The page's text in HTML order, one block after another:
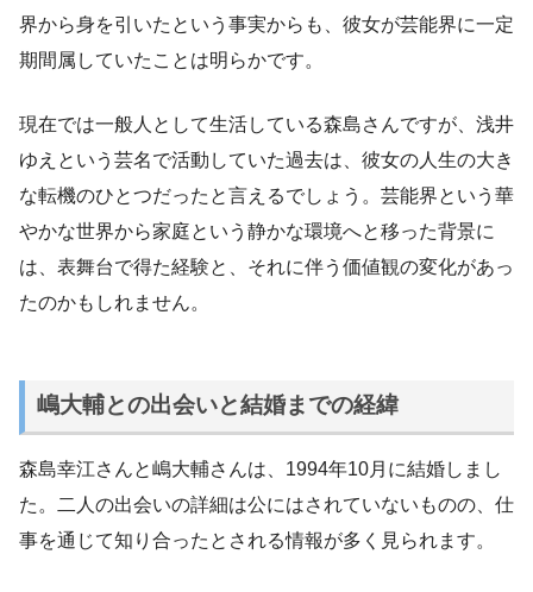
界から身を引いたという事実からも、彼女が芸能界に一定
期間属していたことは明らかです。
現在では一般人として生活している森島さんですが、浅井
ゆえという芸名で活動していた過去は、彼女の人生の大き
な転機のひとつだったと言えるでしょう。芸能界という華
やかな世界から家庭という静かな環境へと移った背景に
は、表舞台で得た経験と、それに伴う価値観の変化があっ
たのかもしれません。
嶋大輔との出会いと結婚までの経緯
森島幸江さんと嶋大輔さんは、1994年10月に結婚しまし
た。二人の出会いの詳細は公にはされていないものの、仕
事を通じて知り合ったとされる情報が多く見られます。